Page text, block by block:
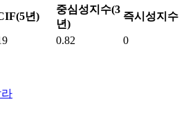
년)
중심성지수(3
년)
즉시성지수
0.82 0